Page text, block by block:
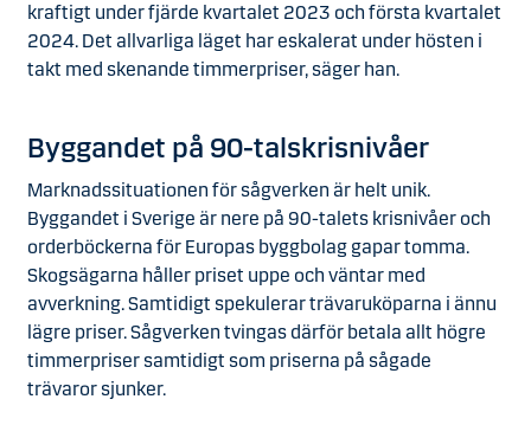
kraftigt under fjärde kvartalet 2023 och första kvartalet
2024. Det allvarliga läget har eskalerat under hösten i
takt med skenande timmerpriser, säger han.
Byggandet på 90-talskrisnivåer
Marknadssituationen för sågverken är helt unik.
Byggandet i Sverige är nere på 90-talets krisnivåer och
orderböckerna för Europas byggbolag gapar tomma.
Skogsägarna håller priset uppe och väntar med
avverkning. Samtidigt spekulerar trävaruköparna i ännu
lägre priser. Sågverken tvingas därför betala allt högre
timmerpriser samtidigt som priserna på sågade
trävaror sjunker.